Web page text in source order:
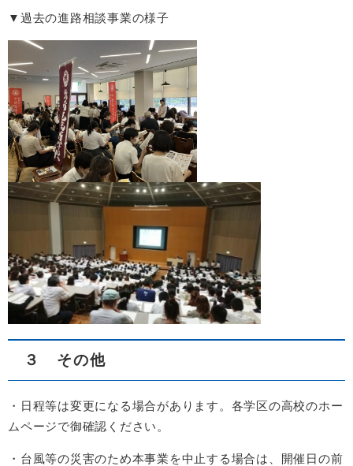
▼過去の進路相談事業の様子
３ その他
・日程等は変更になる場合があります。各学区の高校のホー
ムページで御確認ください。
・台風等の災害のため本事業を中止する場合は、開催日の前